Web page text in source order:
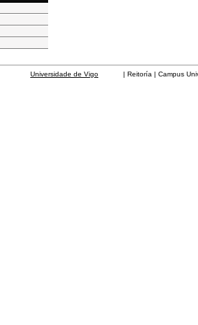
Universidade de Vigo | Reitoría | Campus